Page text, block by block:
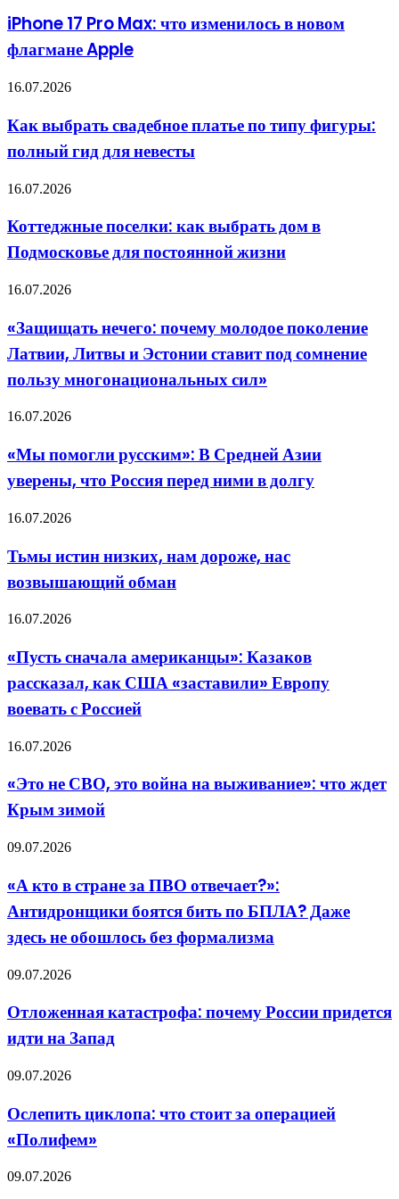
Pro
Max:
что
в
Apple
iPhone 17 Pro Max: что изменилось в новом
флагмане Apple
Как
свадебное
платье
по
фигуры:
полный
для
невесты
16.07.2026
Как выбрать свадебное платье по типу фигуры:
полный гид для невесты
Коттеджные
как
выбрать
дом
Подмосковье
жизни
16.07.2026
Коттеджные поселки: как выбрать дом в
Подмосковье для постоянной жизни
«Защищать
почему
молодое
поколение
Литвы
Эстонии
под
сомнение
пользу
сил»
16.07.2026
«Защищать нечего: почему молодое поколение
Латвии, Литвы и Эстонии ставит под сомнение
пользу многонациональных сил»
«Мы
русским»:
В
Средней
уверены,
что
перед
в
16.07.2026
«Мы помогли русским»: В Средней Азии
уверены, что Россия перед ними в долгу
Тьмы
низких,
нам
дороже,
возвышающий
16.07.2026
Тьмы истин низких, нам дороже, нас
возвышающий обман
«Пусть
американцы»:
Казаков
рассказал,
США
Европу
с
Россией
16.07.2026
«Пусть сначала американцы»: Казаков
рассказал, как США «заставили» Европу
воевать с Россией
«Это
СВО,
это
война
выживание»:
Крым
зимой
16.07.2026
«Это не СВО, это война на выживание»: что ждет
Крым зимой
«А
стране
за
отвечает?»:
боятся
по
БПЛА?
Даже
не
формализма
09.07.2026
«А кто в стране за ПВО отвечает?»:
Антидронщики боятся бить по БПЛА? Даже
здесь не обошлось без формализма
Отложенная
почему
России
придется
на
09.07.2026
Отложенная катастрофа: почему России придется
идти на Запад
Ослепить
что
стоит
за
«Полифем»
09.07.2026
Ослепить циклопа: что стоит за операцией
«Полифем»
2030:
09.07.2026